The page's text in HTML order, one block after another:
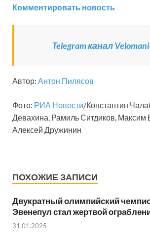
Комментировать новость
Telegram канал
Автор: Антон Пилясов
Фото: РИА Новости/Константин
Девахина, Рамиль Ситдиков, Максим
Алексей Дружинин
ПОХОЖИЕ ЗАПИСИ
Двукратный олимпийский
Эвенепул стал жертвой
31.01.2025